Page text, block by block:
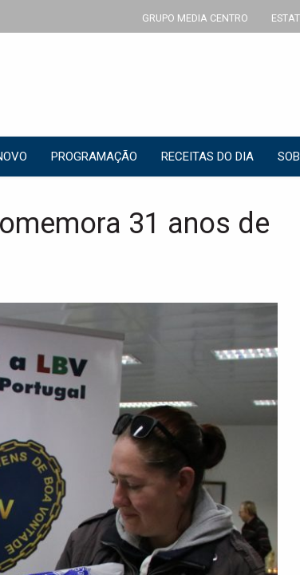
GRUPO MEDIA CENTRO
PROGRAMAÇÃO RECEITAS DO DIA
31 anos de